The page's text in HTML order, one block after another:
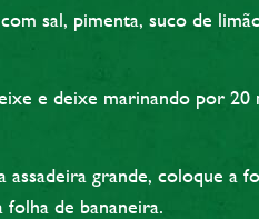
sal, pimenta, suco de
e deixe marinando por 20
assadeira grande, coloque a
de bananeira.